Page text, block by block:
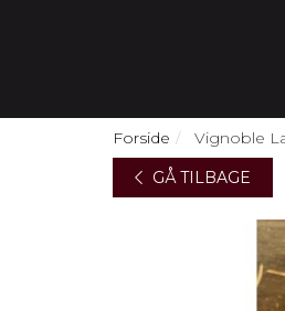
Forside
Vignoble
GÅ TILBAGE